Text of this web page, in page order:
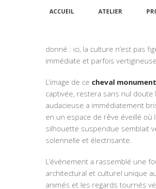
ACCUEIL ATELIER
donné : ici, la culture n’est pas
immédiate et parfois
L’image de ce cheval
captivée, restera sans nul doute
audacieuse a immédiatement
en un espace de rêve éveillé où
silhouette suspendue semblait
solennelle et électrisante.
L’événement a rassemblé une
architectural et culturel unique
animés et les regards tournés